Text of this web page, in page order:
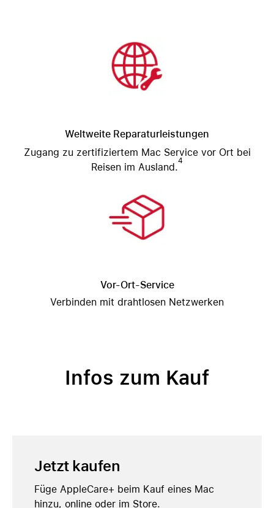
Weltweite Reparaturleistungen
Zugang zu zertifiziertem Mac Service vor Ort bei
Reisen im Ausland.
4
Vor-Ort-Service
Verbinden mit drahtlosen Netzwerken
Infos zum Kauf
Jetzt kaufen
Füge AppleCare+ beim Kauf eines Mac
hinzu, online oder im Store.